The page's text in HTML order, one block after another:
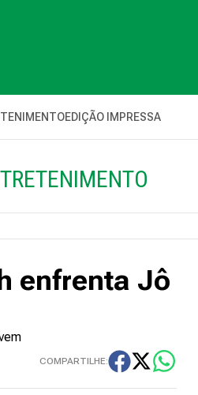
EDIÇÃO IMPRESSA
enfrenta Jô
COMPARTILHE: